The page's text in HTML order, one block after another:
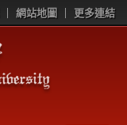
網站地圖 更多連結